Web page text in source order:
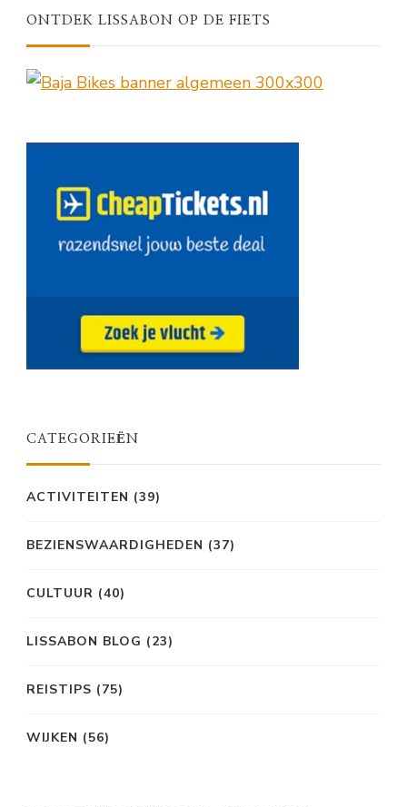
ONTDEK LISSABON OP DE FIETS
CATEGORIEËN
ACTIVITEITEN (39)
BEZIENSWAARDIGHEDEN (37)
CULTUUR (40)
LISSABON BLOG (23)
REISTIPS (75)
WIJKEN (56)